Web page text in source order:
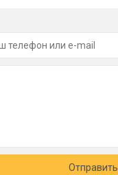
Отправить